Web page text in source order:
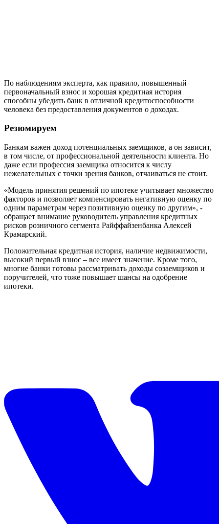
По наблюдениям эксперта, как правило, повышенный
первоначальный взнос и хорошая кредитная история
способны убедить банк в отличной кредитоспособности
человека без предоставления документов о доходах.
Резюмируем
Банкам важен доход потенциальных заемщиков, а он зависит,
в том числе, от профессиональной деятельности клиента. Но
даже если профессия заемщика относится к числу
нежелательных с точки зрения банков, отчаиваться не стоит.
«Модель принятия решений по ипотеке учитывает множество
факторов и позволяет компенсировать негативную оценку по
одним параметрам через позитивную оценку по другим», -
обращает внимание руководитель управления кредитных
рисков розничного сегмента Райффайзенбанка Алексей
Крамарский.
Положительная кредитная история, наличие недвижимости,
высокий первый взнос – все имеет значение. Кроме того,
многие банки готовы рассматривать доходы созаемщиков и
поручителей, что тоже повышает шансы на одобрение
ипотеки.